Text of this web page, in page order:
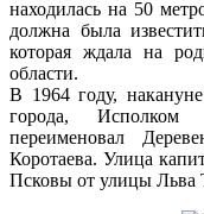
находилась на 50
должна была
которая ждала на
области.
В 1964 году,
города, Исполком
переименовал
Коротаева. Улица
Псковы от улицы Льва